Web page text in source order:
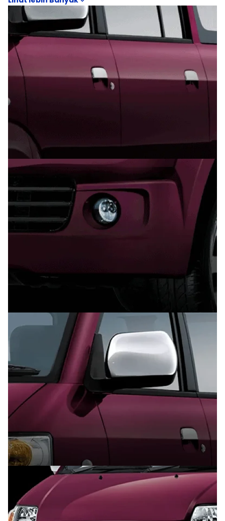
roof rail, hingga ukuran velg dan ground clearance dapat
memberikan gambaran karakter Suzuki APV Arena di
segmen MPV apakah lebih cocok untuk harian di kota,
keluarga, atau kebutuhan perjalanan jarak jauh. Informasi
visual ini juga membantu melihat pembeda antar Suzuki
APV Arena Blind Van, Suzuki APV Arena GL MT, Suzuki APV
Arena GE MT, Suzuki APV Arena SGX MT, Suzuki APV Arena
GX MT secara lebih jelas.